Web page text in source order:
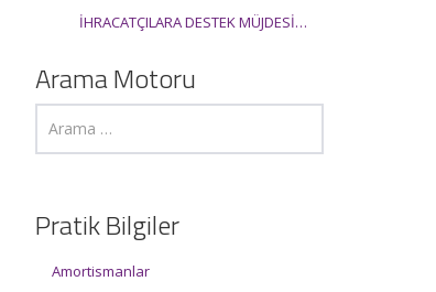
İHRACATÇILARA DESTEK MÜJDESİ…
Arama Motoru
Pratik Bilgiler
Amortismanlar